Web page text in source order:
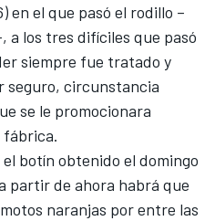
en el que pasó el rodillo –
a los tres difíciles que pasó
siempre fue tratado y
seguro, circunstancia
se le promocionara
fábrica.
botín obtenido el domingo
partir de ahora habrá que
naranjas por entre las